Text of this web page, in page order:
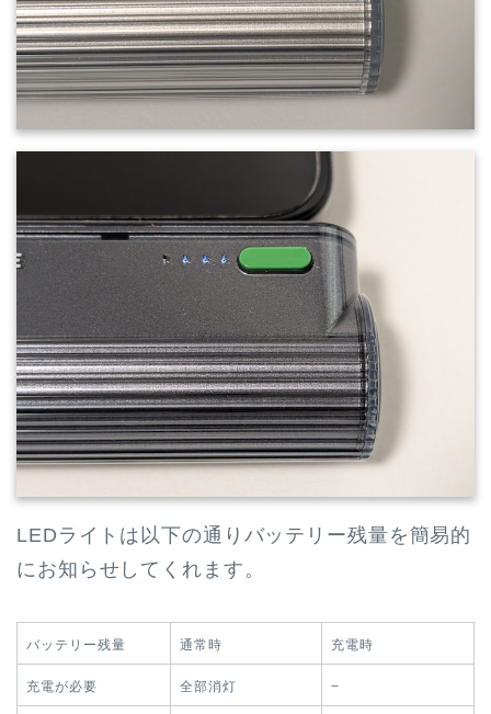
LEDライトは以下の通りバッテリー残量を簡易的
にお知らせしてくれます。
バッテリー残量 通常時 充電時
充電が必要 全部消灯 −